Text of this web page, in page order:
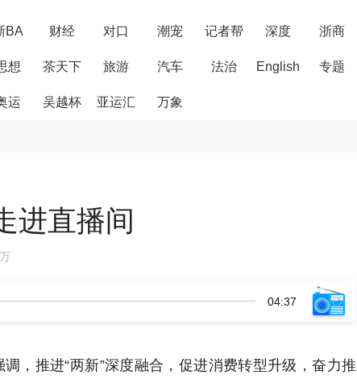
BA 财经 对口 潮宠 记者帮 深度 浙商
想 茶天下 旅游 汽车 法治 English 专题
运 吴越杯 亚运汇 万象
进直播间
04:37
，推进“两新”深度融合，促进消费转型升级，奋力推